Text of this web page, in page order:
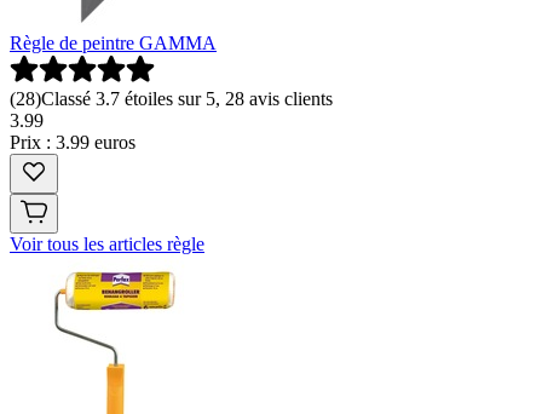
Règle de peintre GAMMA
(28)Classé 3.7 étoiles sur 5, 28 avis clients
3.99
Prix : 3.99 euros
Voir tous les articles règle